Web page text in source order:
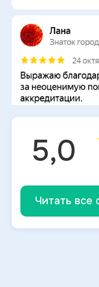
5,0
Читать все